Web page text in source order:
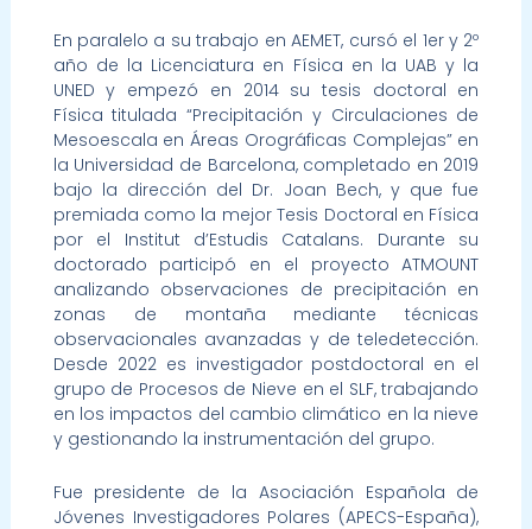
En paralelo a su trabajo en AEMET, cursó el 1er y 2º
año de la Licenciatura en Física en la UAB y la
UNED y empezó en 2014 su tesis doctoral en
Física titulada “Precipitación y Circulaciones de
Mesoescala en Áreas Orográficas Complejas” en
la Universidad de Barcelona, completado en 2019
bajo la dirección del Dr. Joan Bech, y que fue
premiada como la mejor Tesis Doctoral en Física
por el Institut d’Estudis Catalans. Durante su
doctorado participó en el proyecto ATMOUNT
analizando observaciones de precipitación en
zonas de montaña mediante técnicas
observacionales avanzadas y de teledetección.
Desde 2022 es investigador postdoctoral en el
grupo de Procesos de Nieve en el SLF, trabajando
en los impactos del cambio climático en la nieve
y gestionando la instrumentación del grupo.
Fue presidente de la Asociación Española de
Jóvenes Investigadores Polares (APECS-España),